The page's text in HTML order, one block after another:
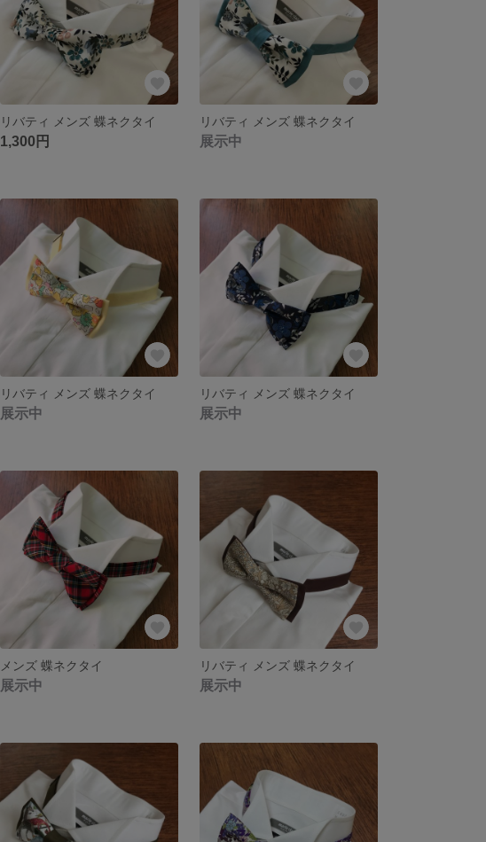
リバティ メンズ 蝶ネクタイ
1,300円
リバティ メンズ 蝶ネクタイ
展示中
リバティ メンズ 蝶ネクタイ
展示中
リバティ メンズ 蝶ネクタイ
展示中
メンズ 蝶ネクタイ
展示中
リバティ メンズ 蝶ネクタイ
展示中